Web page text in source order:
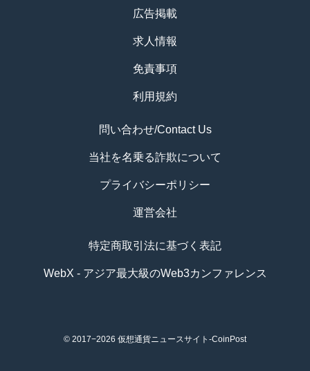
広告掲載
求人情報
免責事項
利用規約
問い合わせ/Contact Us
当社を名乗る詐欺について
プライバシーポリシー
運営会社
特定商取引法に基づく表記
WebX - アジア最大級のWeb3カンファレンス
© 2017−2026 仮想通貨ニュースサイト-CoinPost